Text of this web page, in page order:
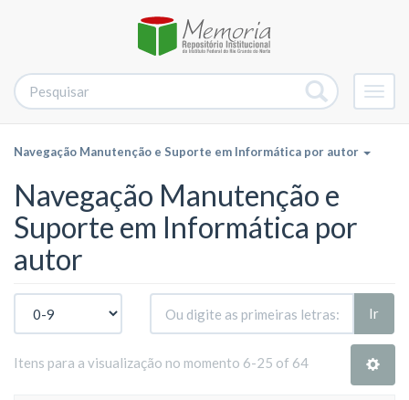
Navegação Manutenção e Suporte em Informática por autor
Navegação Manutenção e
Suporte em Informática por
autor
Ir
Itens para a visualização no momento 6-25 of 64